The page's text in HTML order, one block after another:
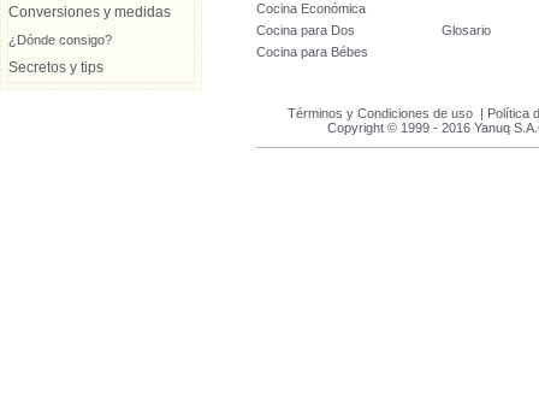
Conversiones y medidas
¿Dónde consigo?
Secretos y tips
Cocina Económica
Cocina para Dos
Glosario
Cocina para Bébes
Términos y Condiciones de uso| Política
Copyright © 1999 - 2016 Yanuq